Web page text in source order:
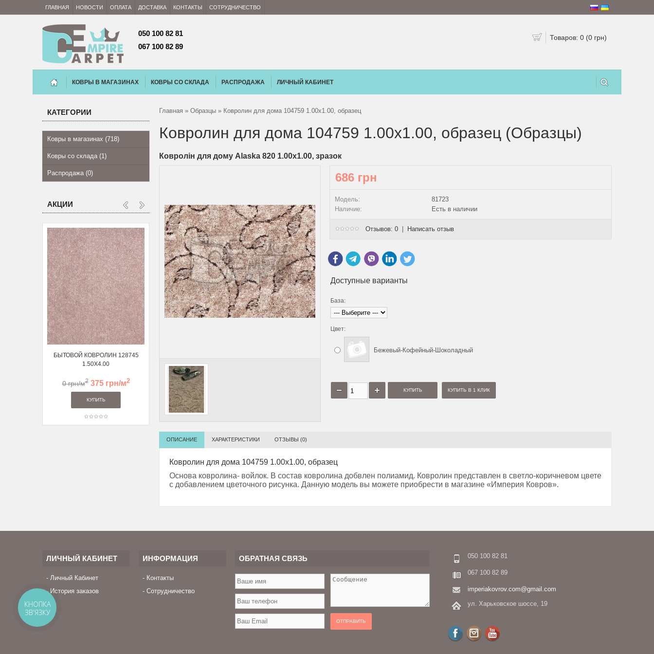
ГЛАВНАЯ НОВОСТИ ОПЛАТА ДОСТАВКА КОНТАКТЫ СОТРУДНИЧЕСТВО
Товаров: 0 (0 грн)
050 100 82 81
067 100 82 89
КОВРЫ В МАГАЗИНАХ КОВРЫ СО СКЛАДА РАСПРОДАЖА ЛИЧНЫЙ КАБИНЕТ
КАТЕГОРИИ
Ковры в магазинах (718)
Ковры со склада (1)
Распродажа (0)
АКЦИИ
БЫТОВОЙ КОВРОЛИН 128745
1.50Х4.00
0 грн/м2 375 грн/м2
ДОРОЖКА 122056 1.00Х0.75
705 грн/м2 459 грн/м
ВЫСОКОВОРСНАЯ КОВРОВАЯ
ДОРОЖКА 128865 1.00Х1.35
542 грн/м2
ВЫСОКОВОРСНАЯ КОВРОВАЯ
792 грн/м2 459 грн/м2 792 грн/м
Главная » Образцы » Ковролин для дома 104759 1.00х1.00, образец
Ковролин для дома 104759 1.00х1.00, образец (Образцы)
Ковролін для дому Alaska 820 1.00х1.00, зразок
686 грн
Модель:
81723
Наличие:
Есть в наличии
Отзывов: 0 Написать отзыв
Доступные варианты
База:
Цвет:
Бежевый-Кофейный-Шоколадный
КУПИТЬ В 1 КЛИК
ОПИСАНИЕ ХАРАКТЕРИСТИКИ ОТЗЫВЫ (0)
Ковролин для дома 104759 1.00х1.00, образец
Основа ковролина- войлок. В состав ковролина добвлен полиамид. Ковролин представлен в светло-коричневом цвете
с добавлением цветочного рисунка. Данную модель вы можете приобрести в магазине «Империя Ковров».
ЛИЧНЫЙ КАБИНЕТ
Личный Кабинет
История заказов
ИНФОРМАЦИЯ
Контакты
Сотрудничество
ОБРАТНАЯ СВЯЗЬ
ОТПРАВИТЬ
050 100 82 81
067 100 82 89
imperiakovrov.com@gmail.com
ул. Харьковское шоссе, 19
КНОПКА
ЗВ'ЯЗКУ